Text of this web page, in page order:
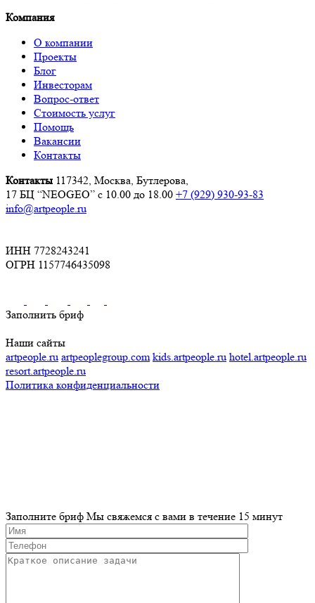
Компания
О компании
Проекты
Блог
Инвесторам
Вопрос-ответ
Стоимость услуг
Помощь
Вакансии
Контакты
Контакты 117342, Москва, Бутлерова,
17 БЦ “NEOGEO” с 10.00 до 18.00 +7 (929) 930-93-83
info@artpeople.ru
ИНН 7728243241
ОГРН 1157746435098
Заполнить бриф
Наши сайты
artpeople.ru artpeoplegroup.com kids.artpeople.ru hotel.artpeople.ru
resort.artpeople.ru
Политика конфиденциальности
Заполните бриф Мы свяжемся с вами в течение 15 минут